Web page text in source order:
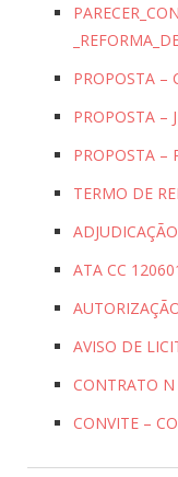
PROPOSTA –
PROPOSTA –
PROPOSTA –
TERMO DE
ATA CC
AVISO DE
CONTRATO
CONVITE –